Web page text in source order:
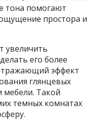
тона помогают
простора и
увеличить
его более
эффект
глянцевых
мебели. Такой
темных комнатах